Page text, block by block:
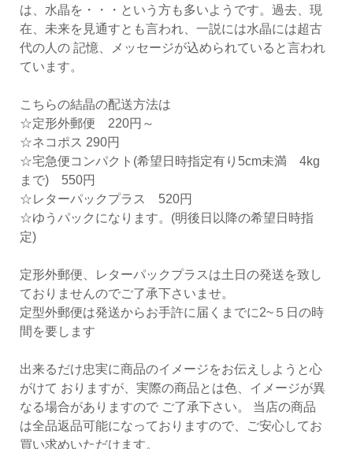
は、水晶を・・・という方も多いようです。過去、現
在、未来を見通すとも言われ、一説には水晶には超古
代の人の 記憶、メッセージが込められていると言われ
ています。
こちらの結晶の配送方法は
☆定形外郵便 220円～
☆ネコポス 290円
☆宅急便コンパクト(希望日時指定有り5cm未満 4kg
まで) 550円
☆レターパックプラス 520円
☆ゆうパックになります。(明後日以降の希望日時指
定)
定形外郵便、レターパックプラスは土日の発送を致し
ておりませんのでご了承下さいませ。
定型外郵便は発送からお手許に届くまでに2~５日の時
間を要します
出来るだけ忠実に商品のイメージをお伝えしようと心
がけて おりますが、実際の商品とは色、イメージが異
なる場合がありますので ご了承下さい。 当店の商品
は全品返品可能になっておりますので、ご安心してお
買い求めいただけます。